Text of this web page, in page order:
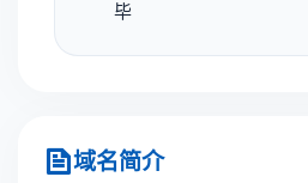
毕
域名简介